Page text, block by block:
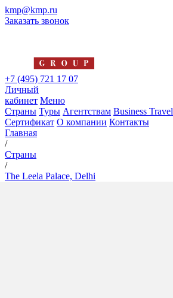
kmp@kmp.ru
Заказать звонок
+7 (495) 721 17 07
Личный
кабинет Меню
Страны Туры Агентствам Business Travel
Сертификат О компании Контакты
Главная
/
Страны
/
The Leela Palace, Delhi